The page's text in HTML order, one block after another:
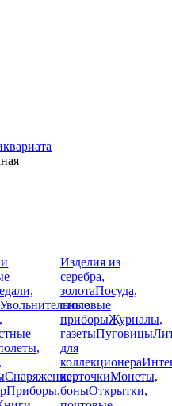
Увольнительные
Снаряжение,
Приборы,
Изделия из
серебра,
золотаПосуда,
столовые
приборыЖурналы,
газетыПуговицы
для
коллекционера
карточкиМонеты,
боныОткрытки,